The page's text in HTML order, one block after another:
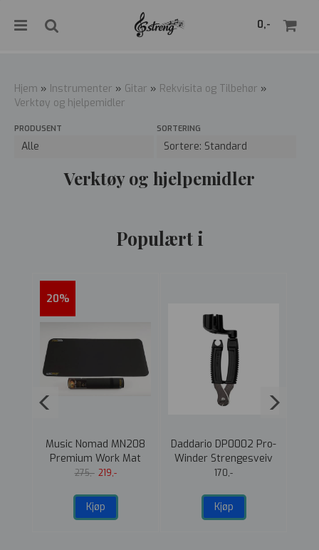
0,-
Hjem » Instrumenter » Gitar » Rekvisita og Tilbehør »
Verktøy og hjelpemidler
PRODUSENT SORTERING
Verktøy og hjelpemidler
Populært i
20%
Music Nomad MN208
Premium Work Mat
Arbeidsmatte
275,- 219,-
Kjøp
Daddario DP0002 Pro-
Winder Strengesveiv
m/kutter
170,-
Kjøp